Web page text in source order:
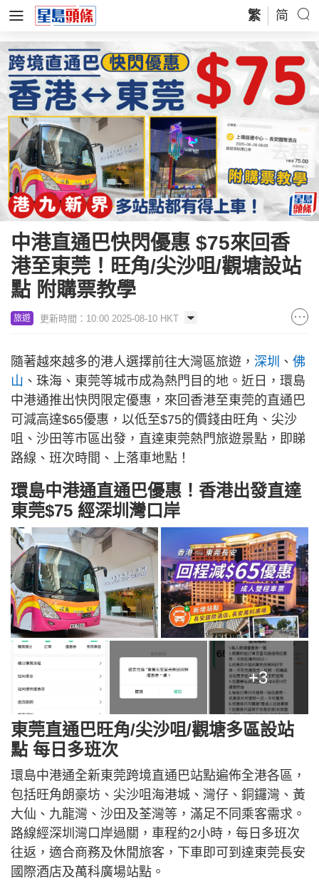
繁 简
中港直通巴快閃優惠 $75來回香
港至東莞！旺角/尖沙咀/觀塘設站
點 附購票教學
旅遊 更新時間：10:00 2025-08-10 HKT
隨著越來越多的港人選擇前往大灣區旅遊， 深圳 、 佛
山 、珠海、東莞等城市成為熱門目的地。近日，環島
中港通推出快閃限定優惠，來回香港至東莞的直通巴
可減高達$65優惠，以低至$75的價錢由旺角、尖沙
咀、沙田等市區出發，直達東莞熱門旅遊景點，即睇
路線、班次時間、上落車地點！
環島中港通直通巴優惠！香港出發直達
東莞$75 經深圳灣口岸
+3
東莞直通巴旺角/尖沙咀/觀塘多區設站
點 每日多班次
環島中港通全新東莞跨境直通巴站點遍佈全港各區，
包括旺角朗豪坊、尖沙咀海港城、灣仔、銅鑼灣、黃
大仙、九龍灣、沙田及荃灣等，滿足不同乘客需求。
路線經深圳灣口岸過關，車程約2小時，每日多班次
往返，適合商務及休閒旅客，下車即可到達東莞長安
國際酒店及萬科廣場站點。